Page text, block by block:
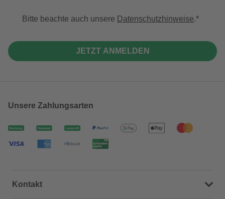
Bitte beachte auch unsere Datenschutzhinweise.
JETZT ANMELDEN
Unsere Zahlungsarten
Kontakt